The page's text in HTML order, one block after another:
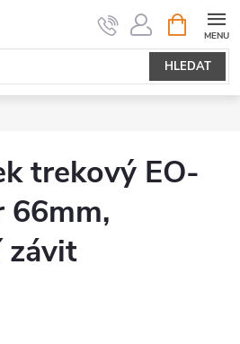
HLEDAT
NÁKUPNÍ
KOŠÍK
trekový EO-
66mm,
závit